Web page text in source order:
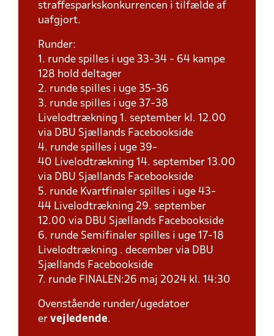
straffesparkskonkurrencen i tilfælde af
uafgjort.
Runder:
1. runde spilles i uge 33-34 - 64 kampe
128 hold deltager
2. runde spilles i uge 35-36
3. runde spilles i uge 37-38
Livelodtrækning 1. september kl. 12.00
via DBU Sjællands Facebookside
4. runde spilles i uge 39-
40 Livelodtrækning 14. september 13.00
via DBU Sjællands Facebookside
5. runde Kvartfinaler spilles i uge 43-
44 Livelodtrækning 29. september
12.00 via DBU Sjællands Facebookside
6. runde Semifinaler spilles i uge 17-18
Livelodtrækning . december via DBU
Sjællands Facebookside
7. runde FINALEN:26 maj 2024 kl. 14:30
Ovenstående runder/ugedatoer
er vejledende.